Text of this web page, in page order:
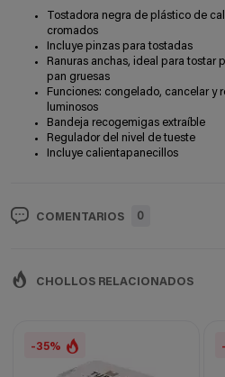
Tostadora negra de plástico de
cromados
Incluye pinzas para tostadas
Ranuras anchas, ideal para tostar
pan gruesas
Funciones: congelado, cancelar y
luminosos
Bandeja recogemigas extraíble
Regulador del nivel de tueste
Incluye calientapanecillos
COMENTARIOS 0
CHOLLOS RELACIONADOS
-35%